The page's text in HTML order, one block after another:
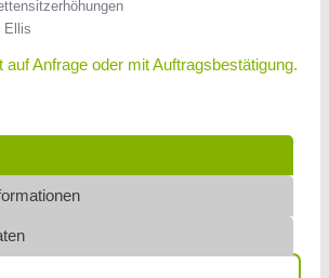
Ellis
auf Anfrage oder mit Auftragsbestätigung.